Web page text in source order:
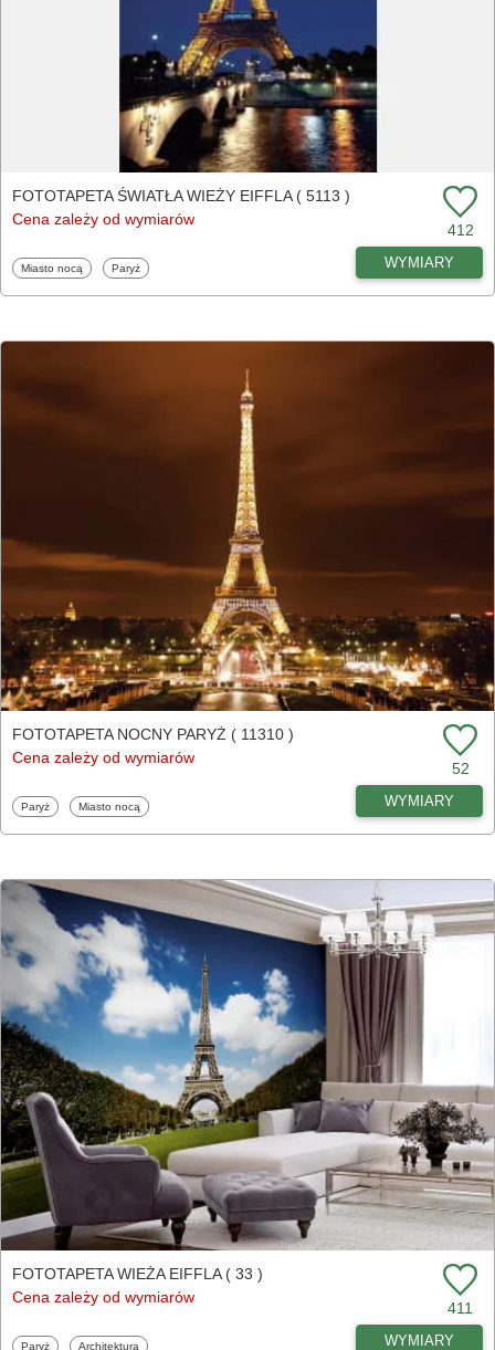
FOTOTAPETA ŚWIATŁA WIEŻY EIFFLA ( 5113 )
Cena zależy od wymiarów
412
Fototapety
Miasto nocą Fototapety
Paryż WYMIARY
FOTOTAPETA NOCNY PARYŻ ( 11310 )
Cena zależy od wymiarów
52
Fototapety
Paryż Fototapety
Miasto nocą WYMIARY
FOTOTAPETA WIEŻA EIFFLA ( 33 )
Cena zależy od wymiarów
411
Fototapety
Paryż Fototapety
Architektura WYMIARY